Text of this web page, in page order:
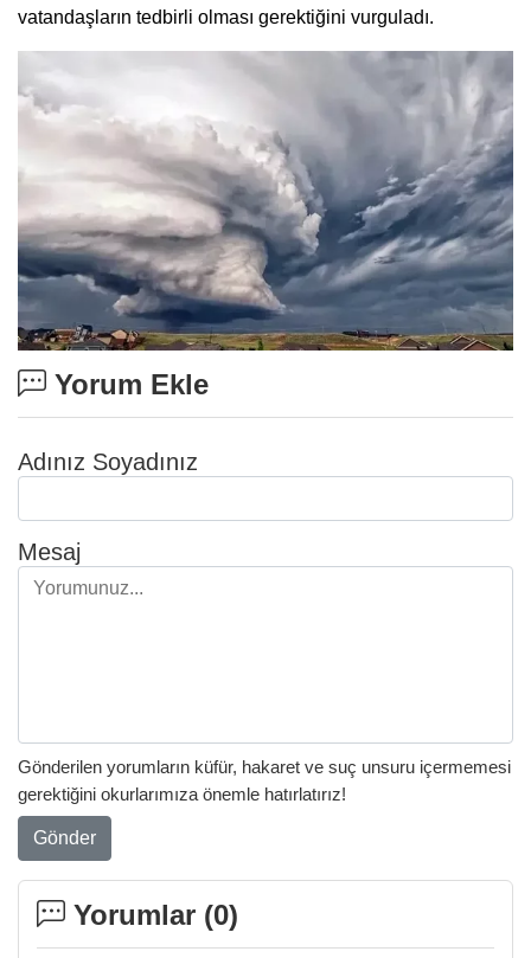
vatandaşların tedbirli olması gerektiğini vurguladı.
Yorum Ekle
Adınız Soyadınız
Mesaj
Gönderilen yorumların küfür, hakaret ve suç unsuru içermemesi
gerektiğini okurlarımıza önemle hatırlatırız!
Gönder
Yorumlar (0)